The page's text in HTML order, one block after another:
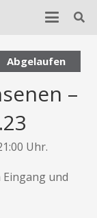
Abgelaufen
–
Uhr.
und